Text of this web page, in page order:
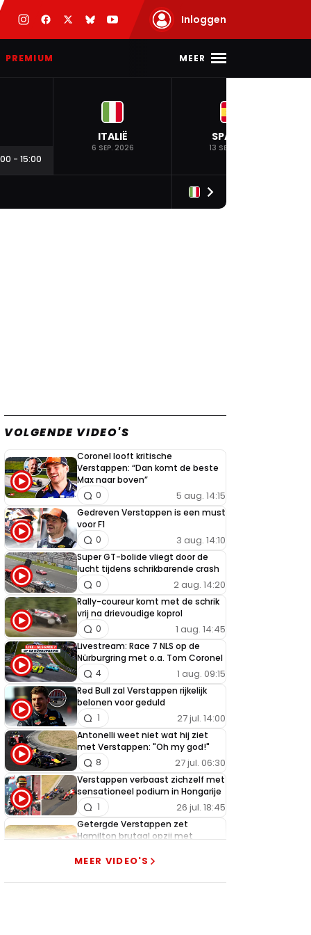
Inloggen
PREMIUM MEER
- 15:00
ITALIË
6 SEP. 2026
SPANJE
13 SEP. 2026
VOLGENDE VIDEO'S
Coronel looft kritische
Verstappen: “Dan komt de beste
Max naar boven”
5 aug. 14:15
0
Gedreven Verstappen is een must
voor F1
3 aug. 14:10
0
Super GT-bolide vliegt door de
lucht tijdens schrikbarende crash
2 aug. 14:20
0
Rally-coureur komt met de schrik
vrij na drievoudige koprol
1 aug. 14:45
0
Livestream: Race 7 NLS op de
Nürburgring met o.a. Tom Coronel
1 aug. 09:15
4
Red Bull zal Verstappen rijkelijk
belonen voor geduld
27 jul. 14:00
1
Antonelli weet niet wat hij ziet
met Verstappen: "Oh my god!"
27 jul. 06:30
8
Verstappen verbaast zichzelf met
sensationeel podium in Hongarije
26 jul. 18:45
1
Getergde Verstappen zet
Hamilton brutaal opzij met
13
Verstappen slaat alarm na nieuwe
MEER VIDEO'S